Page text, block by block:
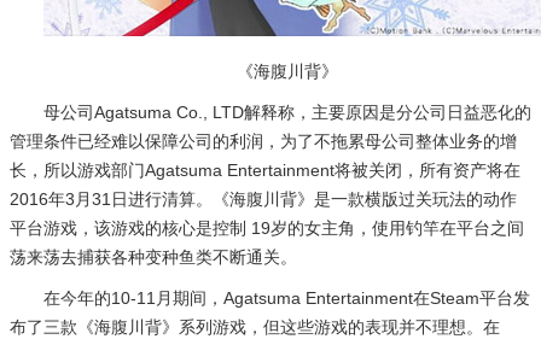
《海腹川背》
母公司Agatsuma Co., LTD解释称，主要原因是分公司日益恶化的
管理条件已经难以保障公司的利润，为了不拖累母公司整体业务的增
长，所以游戏部门Agatsuma Entertainment将被关闭，所有资产将在
2016年3月31日进行清算。《海腹川背》是一款横版过关玩法的动作
平台游戏，该游戏的核心是控制 19岁的女主角，使用钓竿在平台之间
荡来荡去捕获各种变种鱼类不断通关。
在今年的10-11月期间，Agatsuma Entertainment在Steam平台发
布了三款《海腹川背》系列游戏，但这些游戏的表现并不理想。在